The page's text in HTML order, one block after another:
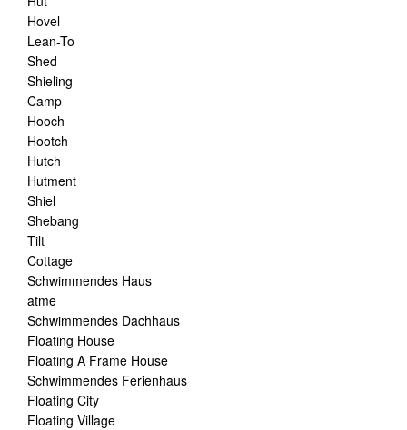
Hovel
Lean-To
Shed
Shieling
Camp
Hooch
Hootch
Hutch
Hutment
Shiel
Shebang
Tilt
Cottage
Schwimmendes Haus
atme
Schwimmendes Dachhaus
Floating House
Floating A Frame House
Schwimmendes Ferienhaus
Floating City
Floating Village